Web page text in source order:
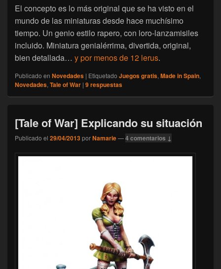
El concepto es lo más original que se ha visto en el
mundo de las miniaturas desde hace muchísimo
tiempo. Un genio estilo rapero, con loro-lanzamisiles
incluido. Miniatura genialérrima, divertida, original,
bien detallada… y por menos de 12 lerus.
Publicado en Novedades | Etiquetado Juegos gratis, Made in Spain,
Novedades, Tale of War | 9respuestas
[Tale of War] Explicando su situación
Publicado el 29/04/2013porNamarie—4 comentarios ↓